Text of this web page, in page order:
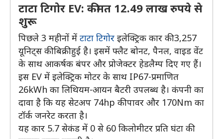
टाटा टिगोर EV: कीमत 12.49 लाख रुपये से
शुरू
पिछले 3 महीनों में टाटा टिगोर इलेक्ट्रिक कार की 3,257
यूनिट्स की बिक्री हुई है। इसमें फ्लैट बोनट, पैनल, वाइड वेंट
के साथ आकर्षक बंपर और प्रोजेक्टर हेडलैम्प दिए गए हैं।
इस EV में इलेक्ट्रिक मोटर के साथ IP67-प्रमाणित
26kWh का लिथियम-आयन बैटरी उपलब्ध है। कंपनी का
दावा है कि यह सेटअप 74hp की पावर और 170Nm का
टॉर्क जनरेट करता है।
यह कार 5.7 सेकंड में 0 से 60 किलोमीटर प्रति घंटा की